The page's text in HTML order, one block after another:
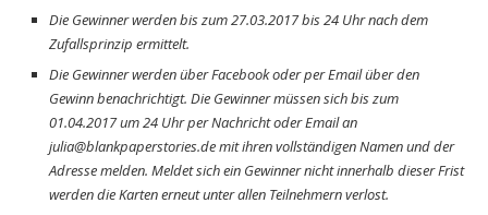
Die Gewinner werden bis zum 27.03.2017 bis 24 Uhr nach dem
Zufallsprinzip ermittelt.
Die Gewinner werden über Facebook oder per Email über den
Gewinn benachrichtigt. Die Gewinner müssen sich bis zum
01.04.2017 um 24 Uhr per Nachricht oder Email an
julia@blankpaperstories.demit ihren vollständigen Namen und der
Adresse melden. Meldet sich ein Gewinner nicht innerhalb dieser Frist
werden die Karten erneut unter allen Teilnehmern verlost.